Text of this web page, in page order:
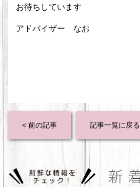
お待ちしています
アドバイザー なお
< 前の記事 記事一覧に戻る